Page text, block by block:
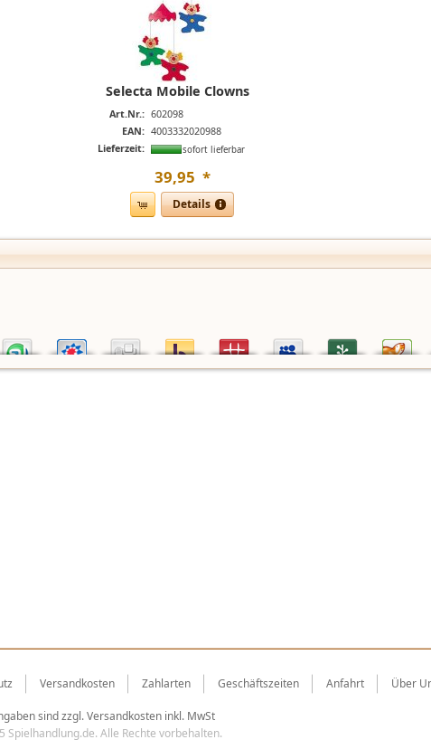
Selecta Mobile Clowns
Art.Nr.: 602098
EAN: 4003332020988
Lieferzeit:
sofort lieferbar
39,95 *
Details
Versandkosten Zahlarten Geschäftszeiten Anfahrt Über
sind zzgl.Versandkosten inkl. MwSt
Spielhandlung.de. Alle Rechte vorbehalten.